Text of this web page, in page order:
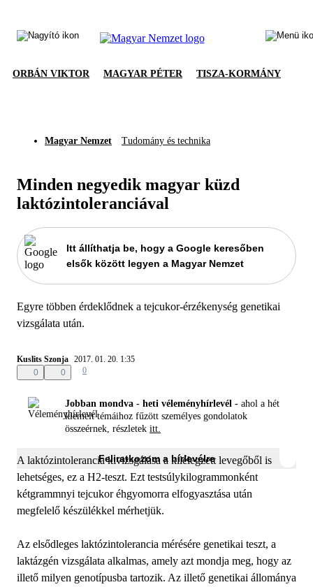
ORBÁN VIKTOR MAGYAR PÉTER TISZA-KORMÁNY
Magyar Nemzet Tudomány és technika
Minden negyedik magyar küzd
laktózintoleranciával
Itt állíthatja be, hogy a Google keresőben
elsők között legyen a Magyar Nemzet
Egyre többen érdeklődnek a tejcukor-érzékenység genetikai
vizsgálata után.
Kuslits Szonja 2017. 01. 20. 1:35
0
0 0
Jobban mondva - heti véleményhírlevél - ahol a hét
kiemelt témáihoz fűzött személyes gondolatok
összeérnek, részletek itt.
Feliratkozom a hírlevélre
A laktózintolerancia kivizsgálása a kilélegzett levegőből is
lehetséges, ez a H2-teszt. Ezt testsúlykilogrammonként
kétgrammnyi tejcukor éhgyomorra elfogyasztása után
megfelelő készülékkel mérhetjük.
Az elsődleges laktózintolerancia mérésére genetikai teszt, a
laktázgén vizsgálata alkalmas, amely azt mondja meg, hogy az
illető milyen genotípusba tartozik. Az illető genetikai állománya